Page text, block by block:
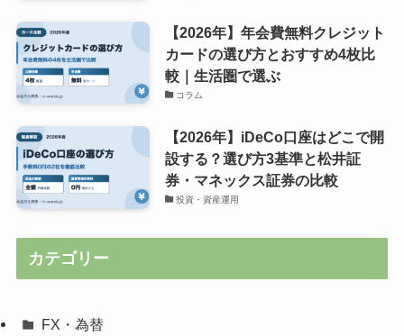
【2026年】年会費無料クレジット
カードの選び方とおすすめ4枚比
較｜生活圏で選ぶ
コラム
【2026年】iDeCo口座はどこで開
設する？選び方3基準と松井証
券・マネックス証券の比較
投資・資産運用
カテゴリー
FX・為替